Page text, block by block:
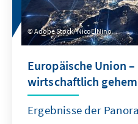
Adobe Stock/ NicoElNino
Europäische Union
wirtschaftlich
Ergebnisse der